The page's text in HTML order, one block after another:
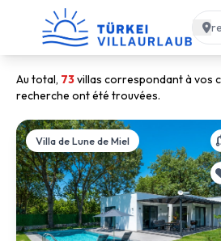
Au total, 73villas correspondant à vos
recherche ont été trouvées.
Villa de Lune de Miel